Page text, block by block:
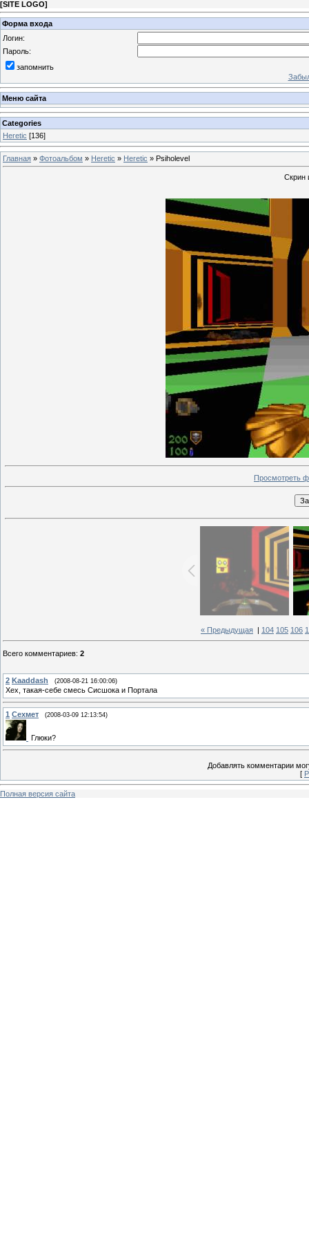
[SITE LOGO]
Форма входа
Логин:
Пароль:
запомнить
Меню сайта
Categories
Heretic [136]
Главная » Фотоальбом » Heretic » Heretic » Psiholevel
Скрин
Просмотреть
« Предыдущая 104 105 106
Всего комментариев: 2
2 Kaaddash (2008-08-21 16:00:06)
Хех, такая-себе смесь Сисшока и Портала
1 Сехмет (2008-03-09 12:13:54)
Глюки?
Добавлять комментарии
[
Полная версия сайта